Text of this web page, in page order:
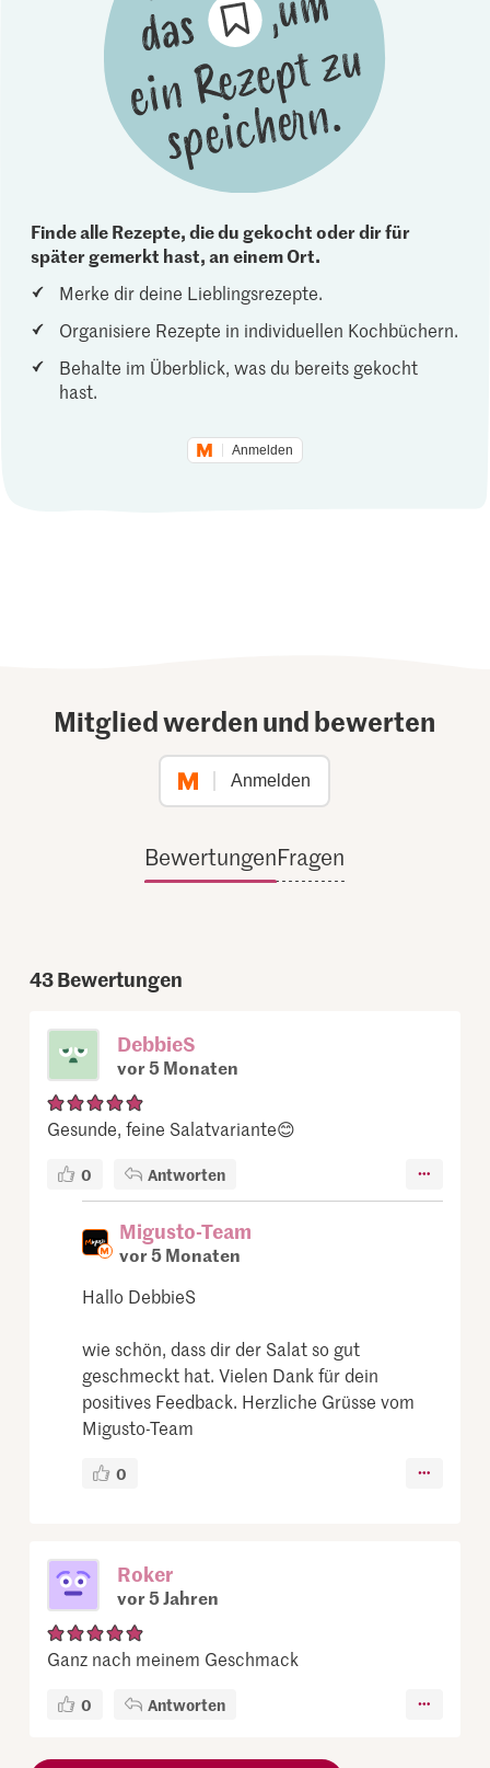
Finde alle Rezepte, die du gekocht oder dir für
später gemerkt hast, an einem Ort.
Merke dir deine Lieblingsrezepte.
Organisiere Rezepte in individuellen Kochbüchern.
Behalte im Überblick, was du bereits gekocht
hast.
Anmelden
Mitglied werden und bewerten
Anmelden
BewertungenFragen
43Bewertungen
DebbieS
vor 5 Monaten
Gesunde, feine Salatvariante😊
0 Antworten
Migusto-Team
vor 5 Monaten
Hallo DebbieS
wie schön, dass dir der Salat so gut
geschmeckt hat. Vielen Dank für dein
positives Feedback. Herzliche Grüsse vom
Migusto-Team
0
Roker
vor 5 Jahren
Ganz nach meinem Geschmack
0 Antworten